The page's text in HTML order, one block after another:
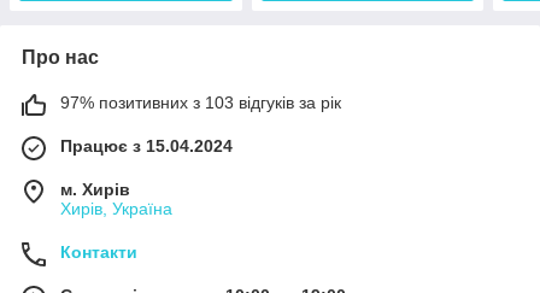
Про нас
97% позитивних з 103 відгуків за рік
Працює з 15.04.2024
м. Хирів
Хирів, Україна
Контакти